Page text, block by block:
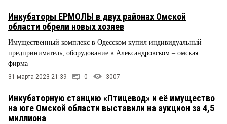
Инкубаторы ЕРМОЛЫ в двух районах Омской
области обрели новых хозяев
Имущественный комплекс в Одесском купил индивидуальный
предприниматель, оборудование в Александровском – омская
фирма
31 марта 2023 21:39 0 3007
Инкубаторную станцию «Птицевод» и её имущество
на юге Омской области выставили на аукцион за 4,5
миллиона